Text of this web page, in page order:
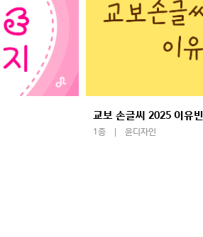
교보 손글씨 2025 이유빈
1종 윤디자인